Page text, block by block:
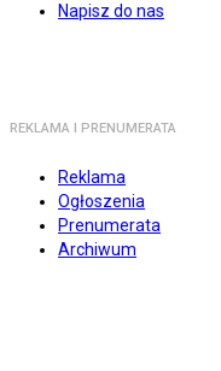
Napisz do nas
REKLAMA I PRENUMERATA
Reklama
Ogłoszenia
Prenumerata
Archiwum